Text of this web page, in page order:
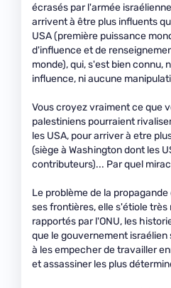
écrasés par l'armée
arrivent à être plus influents
USA (première puissance
d'influence et de
monde), qui, s'est bien connu,
influence, ni aucune
Vous croyez vraiment ce que
palestiniens pourraient
les USA, pour arriver à etre
(siège à Washington dont les
contributeurs)... Par quel
Le problème de la
ses frontières, elle s'étiole
rapportés par l'ONU, les
que le gouvernement
à les empecher de travailler
et assassiner les plus